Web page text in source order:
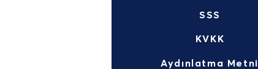
SSS
KVKK
Aydınlatma Metni